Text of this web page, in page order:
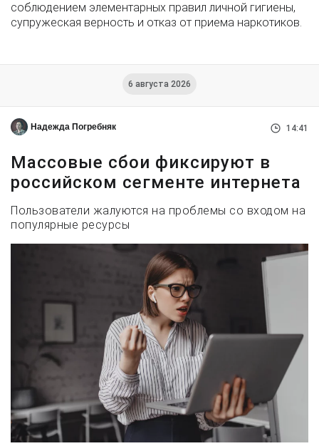
соблюдением элементарных правил личной гигиены,
супружеская верность и отказ от приема наркотиков.
6 августа 2026
Надежда Погребняк 14:41
Массовые сбои фиксируют в
российском сегменте интернета
Пользователи жалуются на проблемы со входом на
популярные ресурсы